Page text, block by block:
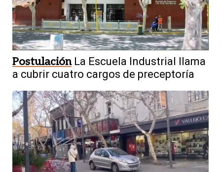
Postulación La Escuela Industrial llama
a cubrir cuatro cargos de preceptoría